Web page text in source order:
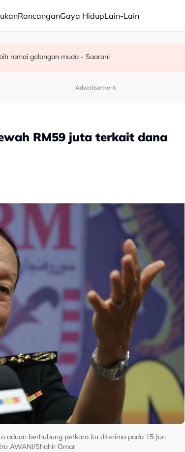
RancanganGaya HidupLain-Lain
pertengahan bulan ini - Mohamad
- Ahmad Zahid
ramai golongan muda - Saarani
Advertisement
RM59 juta terkait dana
aduan berhubung perkara itu diterima pada 15 Jun
AWANI/Shahir Omar